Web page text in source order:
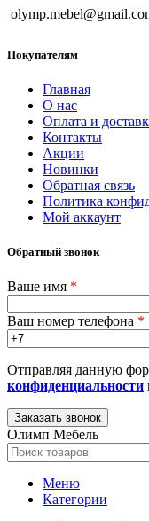
Покупателям
Главная
О нас
Оплата и
Контакты
Акции
Новинки
Обратная связь
Политика
Мой аккаунт
Обратный звонок
Ваше имя *
Ваш номер телефона *
Отправляя данную
конфиденциальности
Олимп Мебель
Меню
Категории